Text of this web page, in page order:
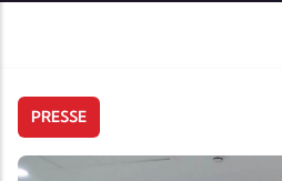
PRESSE